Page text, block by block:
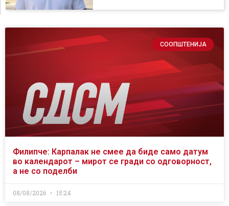
СООПШТЕНИЈА
Филипче: Карпалак не смее да биде само датум
во календарот – мирот се гради со одговорност,
а не со поделби
08/08/2026 15:24